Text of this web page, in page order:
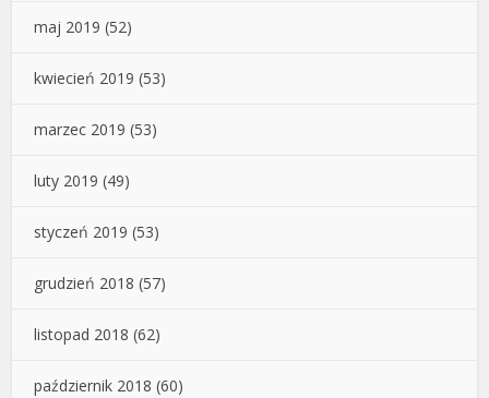
maj 2019 (52)
kwiecień 2019 (53)
marzec 2019 (53)
luty 2019 (49)
styczeń 2019 (53)
grudzień 2018 (57)
listopad 2018 (62)
październik 2018 (60)